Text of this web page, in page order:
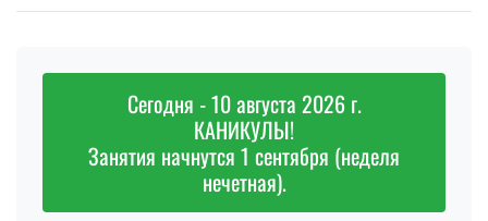
Сегодня - 10 августа 2026 г.
КАНИКУЛЫ!
Занятия начнутся 1 сентября (неделя
нечетная).